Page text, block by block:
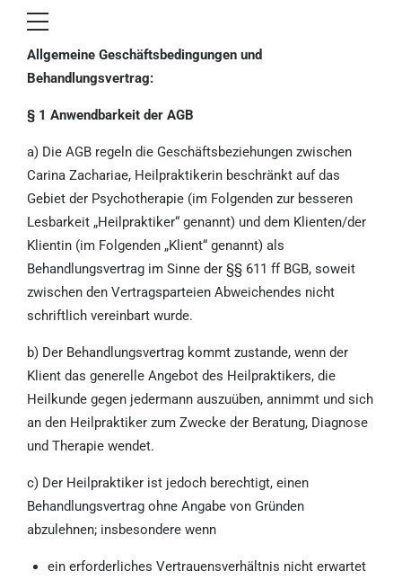
Allgemeine Geschäftsbedingungen und
Behandlungsvertrag:
§ 1 Anwendbarkeit der AGB
a) Die AGB regeln die Geschäftsbeziehungen zwischen
Carina Zachariae, Heilpraktikerin beschränkt auf das
Gebiet der Psychotherapie (im Folgenden zur besseren
Lesbarkeit „Heilpraktiker“ genannt) und dem Klienten/der
Klientin (im Folgenden „Klient“ genannt) als
Behandlungsvertrag im Sinne der §§ 611 ff BGB, soweit
zwischen den Vertragsparteien Abweichendes nicht
schriftlich vereinbart wurde.
b) Der Behandlungsvertrag kommt zustande, wenn der
Klient das generelle Angebot des Heilpraktikers, die
Heilkunde gegen jedermann auszuüben, annimmt und sich
an den Heilpraktiker zum Zwecke der Beratung, Diagnose
und Therapie wendet.
c) Der Heilpraktiker ist jedoch berechtigt, einen
Behandlungsvertrag ohne Angabe von Gründen
abzulehnen; insbesondere wenn
ein erforderliches Vertrauensverhältnis nicht erwartet